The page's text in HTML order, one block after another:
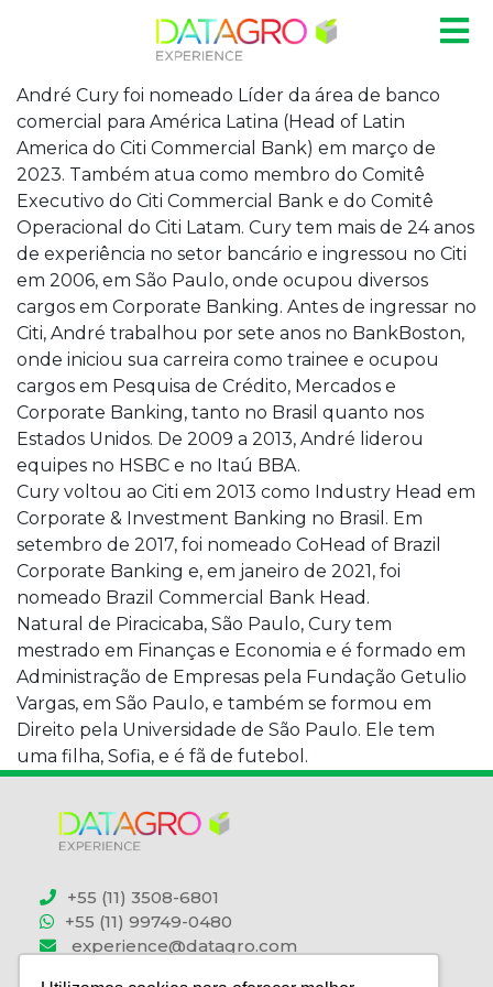
André Cury foi nomeado Líder da área de banco
comercial para América Latina (Head of Latin
America do Citi Commercial Bank) em março de
2023. Também atua como membro do Comitê
Executivo do Citi Commercial Bank e do Comitê
Operacional do Citi Latam. Cury tem mais de 24 anos
de experiência no setor bancário e ingressou no Citi
em 2006, em São Paulo, onde ocupou diversos
cargos em Corporate Banking. Antes de ingressar no
Citi, André trabalhou por sete anos no BankBoston,
onde iniciou sua carreira como trainee e ocupou
cargos em Pesquisa de Crédito, Mercados e
Corporate Banking, tanto no Brasil quanto nos
Estados Unidos. De 2009 a 2013, André liderou
equipes no HSBC e no Itaú BBA.
Cury voltou ao Citi em 2013 como Industry Head em
Corporate & Investment Banking no Brasil. Em
setembro de 2017, foi nomeado CoHead of Brazil
Corporate Banking e, em janeiro de 2021, foi
nomeado Brazil Commercial Bank Head.
Natural de Piracicaba, São Paulo, Cury tem
mestrado em Finanças e Economia e é formado em
Administração de Empresas pela Fundação Getulio
Vargas, em São Paulo, e também se formou em
Direito pela Universidade de São Paulo. Ele tem
uma filha, Sofia, e é fã de futebol.
+55 (11) 3508-6801
+55 (11) 99749-0480
experience@datagro.com